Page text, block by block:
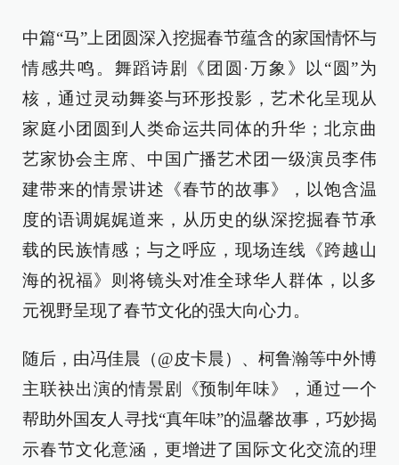
中篇“马”上团圆深入挖掘春节蕴含的家国情怀与
情感共鸣。舞蹈诗剧《团圆·万象》以“圆”为
核，通过灵动舞姿与环形投影，艺术化呈现从
家庭小团圆到人类命运共同体的升华；北京曲
艺家协会主席、中国广播艺术团一级演员李伟
建带来的情景讲述《春节的故事》，以饱含温
度的语调娓娓道来，从历史的纵深挖掘春节承
载的民族情感；与之呼应，现场连线《跨越山
海的祝福》则将镜头对准全球华人群体，以多
元视野呈现了春节文化的强大向心力。
随后，由冯佳晨（@皮卡晨）、柯鲁瀚等中外博
主联袂出演的情景剧《预制年味》，通过一个
帮助外国友人寻找“真年味”的温馨故事，巧妙揭
示春节文化意涵，更增进了国际文化交流的理